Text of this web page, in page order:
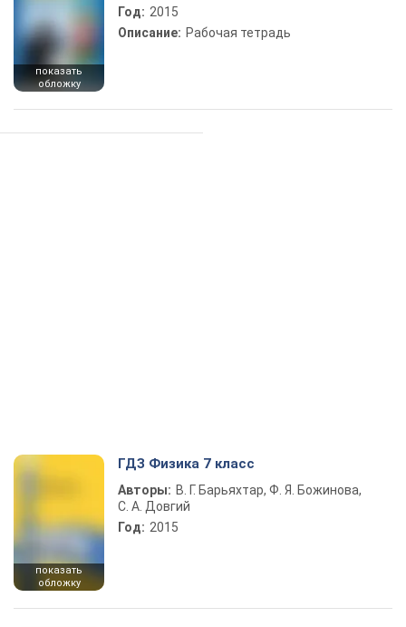
показать
обложку
Год: 2015
Описание: Рабочая тетрадь
показать
обложку
ГДЗ Физика 7 класс
Авторы: В. Г. Барьяхтар, Ф. Я. Божинова,
С. А. Довгий
Год: 2015